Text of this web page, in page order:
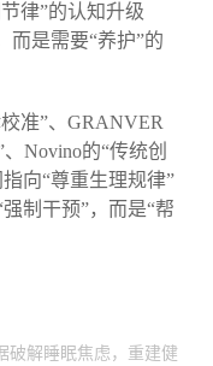
律”的认知升级
是需要“养护”的
准”、GRANVER
Novino的“传统创
向“尊重生理规律”
制干预”，而是“帮
破解睡眠焦虑，重建健